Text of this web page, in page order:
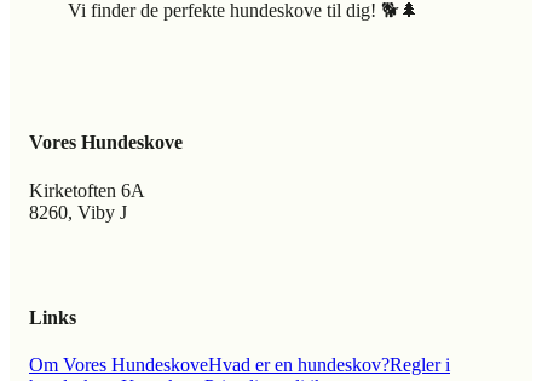
Vi finder de perfekte hundeskove til dig! 🐕🌲
Vores Hundeskove
Kirketoften 6A
8260, Viby J
Links
Om Vores HundeskoveHvad er en hundeskov?Regler i